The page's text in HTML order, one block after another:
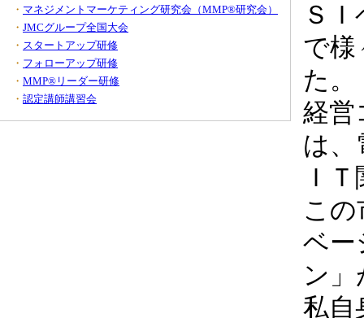
・ マネジメントマーケティング研究会（MMP®研究会）
・ JMCグループ全国大会
・ スタートアップ研修
・ フォローアップ研修
・ MMP®リーダー研修
・ 認定講師講習会
Ｓ
で様
た。
経営
は、
Ｉ
こ
ベー
ン
私自